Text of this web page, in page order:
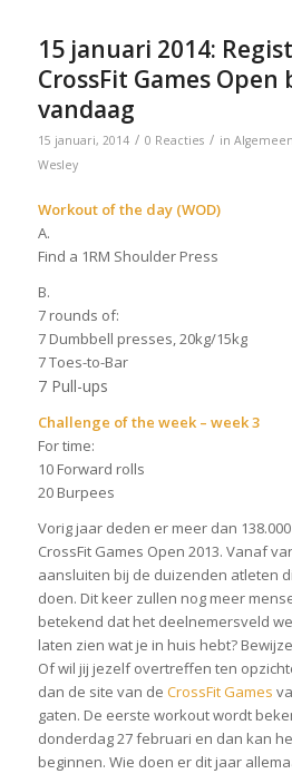
15 januari 2014:
CrossFit Games Open
vandaag
15 januari, 2014 / 0 Reacties / in Algemeen
Wesley
Workout of the day (WOD)
A.
Find a 1RM Shoulder Press
B.
7 rounds of:
7 Dumbbell presses, 20kg/15kg
7 Toes-to-Bar
7 Pull-ups
Challenge of the week – week 3
For time:
10 Forward rolls
20 Burpees
Vorig jaar deden er meer dan
CrossFit Games Open 2013. Vanaf
aansluiten bij de duizenden atleten
doen. Dit keer zullen nog meer
betekend dat het deelnemersveld
laten zien wat je in huis hebt?
Of wil jij jezelf overtreffen ten
dan de site van de CrossFit Games
gaten. De eerste workout wordt
donderdag 27 februari en dan kan
beginnen. Wie doen er dit jaar